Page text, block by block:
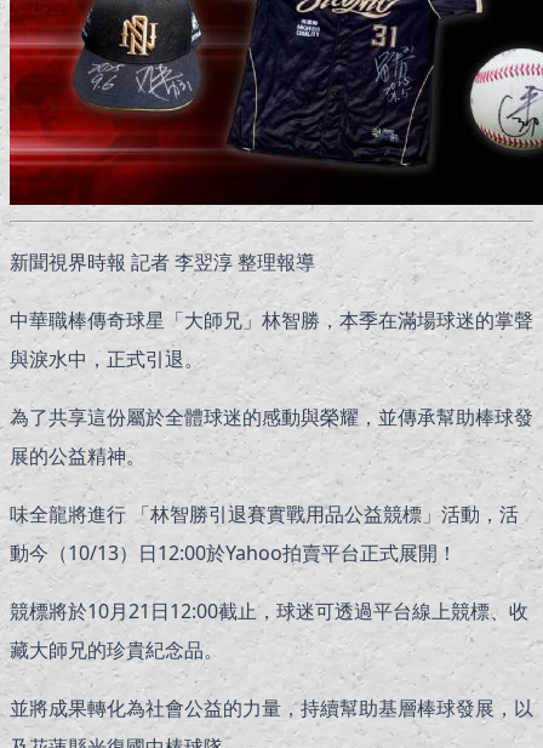
新聞視界時報 記者 李翌淳 整理報導
中華職棒傳奇球星「大師兄」林智勝，本季在滿場球迷的掌聲
與淚水中，正式引退。
為了共享這份屬於全體球迷的感動與榮耀，並傳承幫助棒球發
展的公益精神。
味全龍將進行 「林智勝引退賽實戰用品公益競標」活動，活
動今（10/13）日12:00於Yahoo拍賣平台正式展開！
競標將於10月21日12:00截止，球迷可透過平台線上競標、收
藏大師兄的珍貴紀念品。
並將成果轉化為社會公益的力量，持續幫助基層棒球發展，以